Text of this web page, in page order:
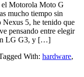
Motorola Moto G
mucho tiempo sin
Nexus 5, he tenido que
pensando entre elegir
LG G3, y […]
With: hardware,